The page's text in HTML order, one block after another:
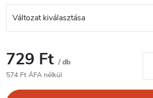
729 Ft / db
574 Ft ÁFA nélkül